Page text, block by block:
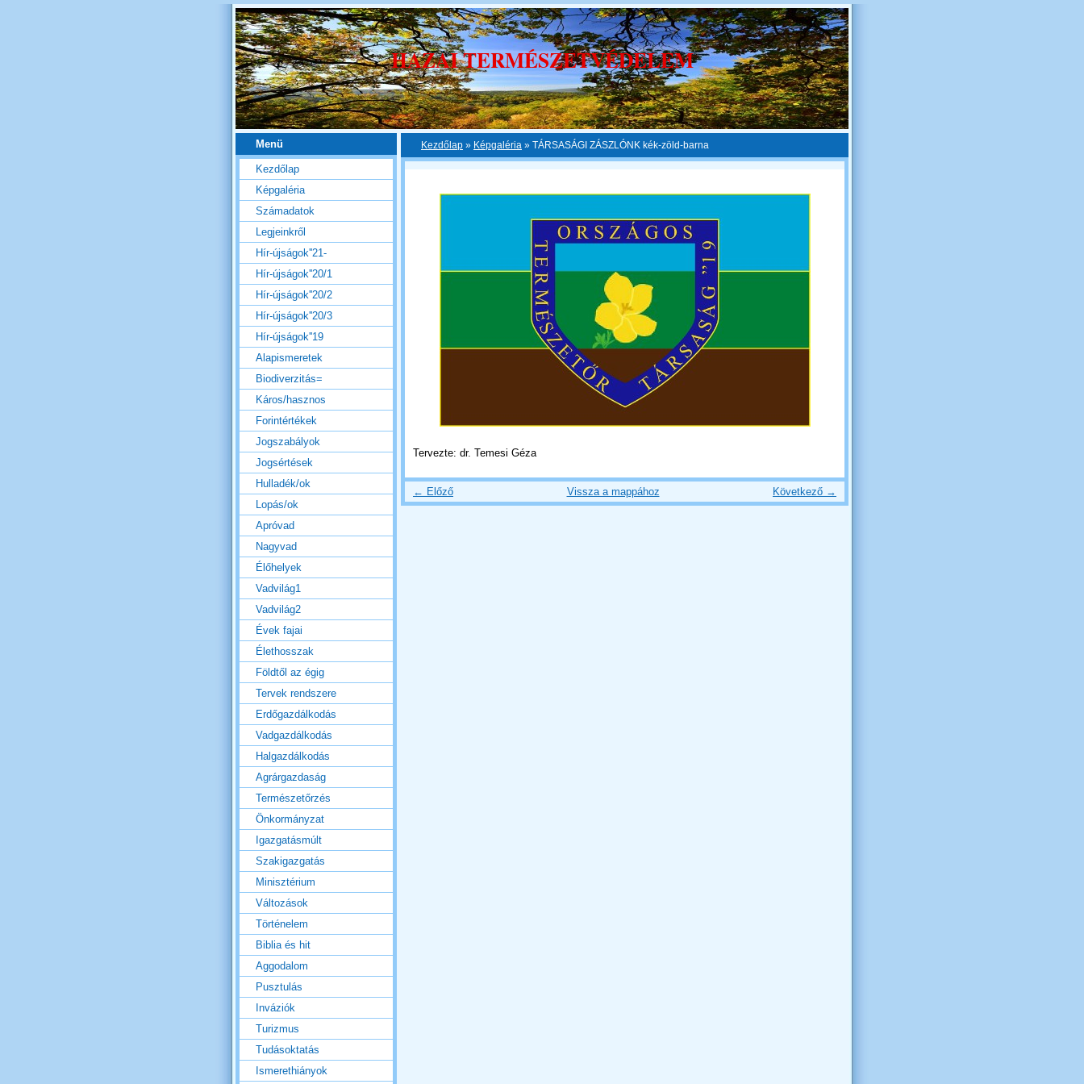
HAZAI TERMÉSZETVÉDELEM
Kezdőlap » Képgaléria » TÁRSASÁGI ZÁSZLÓNK kék-zöld-barna
Tervezte: dr. Temesi Géza
← Előző Következő →
Vissza a mappához
Menü
Kezdőlap
Képgaléria
Számadatok
Legjeinkről
Hír-újságok''21-
Hír-újságok''20/1
Hír-újságok''20/2
Hír-újságok''20/3
Hír-újságok''19
Alapismeretek
Biodiverzitás=
Káros/hasznos
Forintértékek
Jogszabályok
Jogsértések
Hulladék/ok
Lopás/ok
Apróvad
Nagyvad
Élőhelyek
Vadvilág1
Vadvilág2
Évek fajai
Élethosszak
Földtől az égig
Tervek rendszere
Erdőgazdálkodás
Vadgazdálkodás
Halgazdálkodás
Agrárgazdaság
Természetőrzés
Önkormányzat
Igazgatásmúlt
Szakigazgatás
Minisztérium
Változások
Történelem
Biblia és hit
Aggodalom
Pusztulás
Inváziók
Turizmus
Tudásoktatás
Ismerethiányok